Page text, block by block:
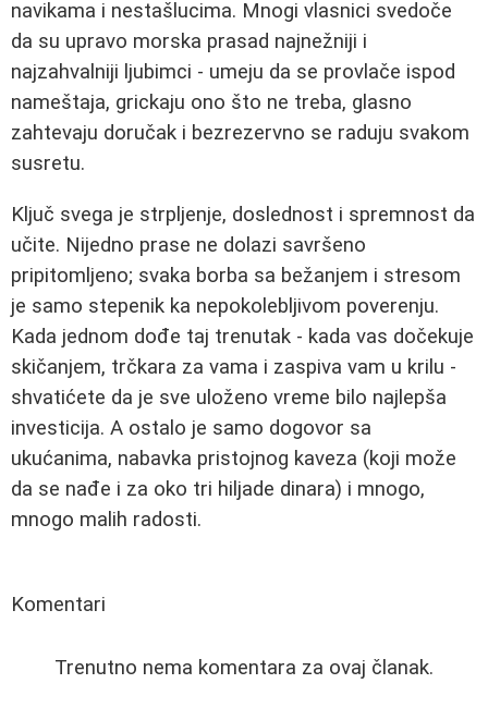
navikama i nestašlucima. Mnogi vlasnici svedoče
da su upravo morska prasad najnežniji i
najzahvalniji ljubimci - umeju da se provlače ispod
nameštaja, grickaju ono što ne treba, glasno
zahtevaju doručak i bezrezervno se raduju svakom
susretu.
Ključ svega je strpljenje, doslednost i spremnost da
učite. Nijedno prase ne dolazi savršeno
pripitomljeno; svaka borba sa bežanjem i stresom
je samo stepenik ka nepokolebljivom poverenju.
Kada jednom dođe taj trenutak - kada vas dočekuje
skičanjem, trčkara za vama i zaspiva vam u krilu -
shvatićete da je sve uloženo vreme bilo najlepša
investicija. A ostalo je samo dogovor sa
ukućanima, nabavka pristojnog kaveza (koji može
da se nađe i za oko tri hiljade dinara) i mnogo,
mnogo malih radosti.
Komentari
Trenutno nema komentara za ovaj članak.